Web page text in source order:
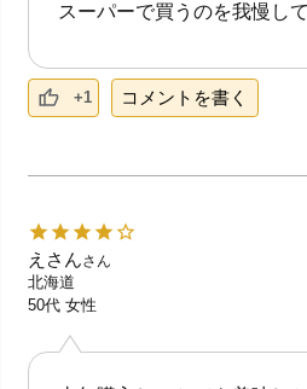
スーパーで買うのを我慢し
+1 コメントを書く
えさんさん
北海道
50代 女性